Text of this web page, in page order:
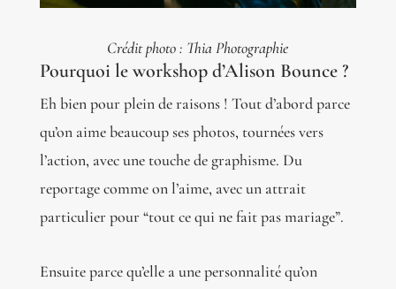
Crédit photo : Thia Photographie
Pourquoi le workshop d’Alison Bounce ?
Eh bien pour plein de raisons ! Tout d’abord parce
qu’on aime beaucoup ses photos, tournées vers
l’action, avec une touche de graphisme. Du
reportage comme on l’aime, avec un attrait
particulier pour “tout ce qui ne fait pas mariage”.
Ensuite parce qu’elle a une personnalité qu’on